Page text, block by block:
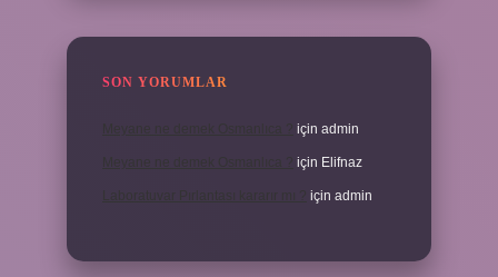
SON YORUMLAR
için admin
için Elifnaz
Laboratuvar Pırlantası kararır mı ? için admin